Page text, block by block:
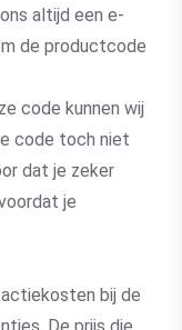
altijd een e-
de productcode
code kunnen wij
code toch niet
dat je zeker
je
bij de